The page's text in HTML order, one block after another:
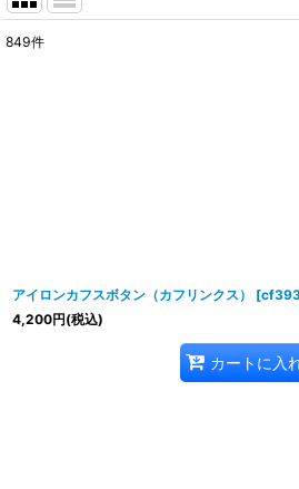
849件
アイロンカフスボタン（カフリンクス） [
4,200円(税込)
カートに入